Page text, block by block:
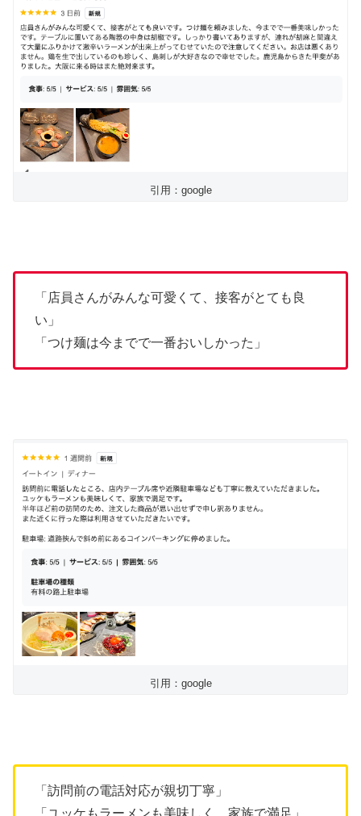
引用：google
「店員さんがみんな可愛くて、接客がとても良
い」
「つけ麺は今までで一番おいしかった」
引用：google
「訪問前の電話対応が親切丁寧」
「ユッケもラーメンも美味しく、家族で満足」